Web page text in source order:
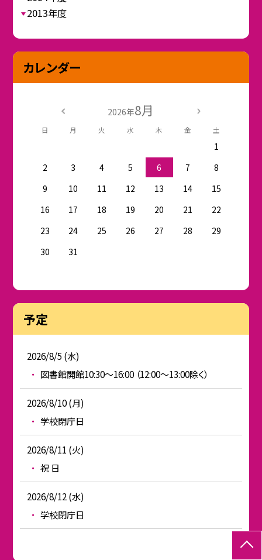
2013年度
カレンダー
2026年8月
日 月 火 水 木 金 土
1
2
3 4 5 6 7
8
9
10 11 12 13 14
15
16
17 18 19 20 21
22
23
24 25 26 27 28
29
30
31
予定
2026/8/5 (水)
図書館開館10:30～16:00 （12:00～13:00除く）
2026/8/10 (月)
学校閉庁日
2026/8/11 (火)
祝 日
2026/8/12 (水)
学校閉庁日